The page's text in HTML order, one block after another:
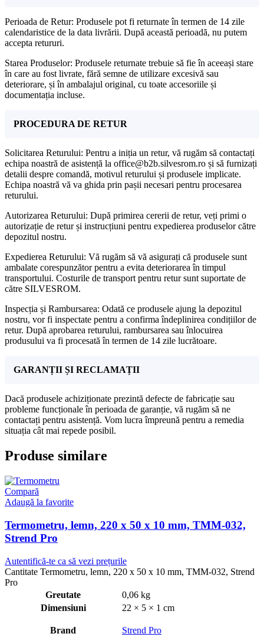
Perioada de Retur: Produsele pot fi returnate în termen de 14 zile
calendaristice de la data livrării. După această perioadă, nu putem
accepta retururi.
Starea Produselor: Produsele returnate trebuie să fie în aceeași stare
în care au fost livrate, fără semne de utilizare excesivă sau
deteriorare, și în ambalajul original, cu toate accesoriile și
documentația incluse.
PROCEDURA DE RETUR
Solicitarea Returului: Pentru a iniția un retur, vă rugăm să contactați
echipa noastră de asistență la office@b2b.silvesrom.ro și să furnizați
detalii despre comandă, motivul returului și produsele implicate.
Echipa noastră vă va ghida prin pașii necesari pentru procesarea
returului.
Autorizarea Returului: După primirea cererii de retur, veți primi o
autorizație de retur și instrucțiuni pentru expedierea produselor către
depozitul nostru.
Expedierea Returului: Vă rugăm să vă asigurați că produsele sunt
ambalate corespunzător pentru a evita deteriorarea în timpul
transportului. Costurile de transport pentru retur sunt suportate de
către SILVESROM.
Inspecția și Rambursarea: Odată ce produsele ajung la depozitul
nostru, vor fi inspectate pentru a confirma îndeplinirea condițiilor de
retur. După aprobarea returului, rambursarea sau înlocuirea
produsului va fi procesată în termen de 14 zile lucrătoare.
GARANȚII ȘI RECLAMAȚII
Dacă produsele achiziționate prezintă defecte de fabricație sau
probleme funcționale în perioada de garanție, vă rugăm să ne
contactați pentru asistență. Vom lucra împreună pentru a remedia
situația cât mai repede posibil.
Produse similare
Compară
Adaugă la favorite
Termometru, lemn, 220 x 50 x 10 mm, TMM-032,
Strend Pro
Autentifică-te ca să vezi prețurile
Cantitate Termometru, lemn, 220 x 50 x 10 mm, TMM-032, Strend
Pro
Greutate
0,06 kg
Dimensiuni
22 × 5 × 1 cm
Brand Strend Pro